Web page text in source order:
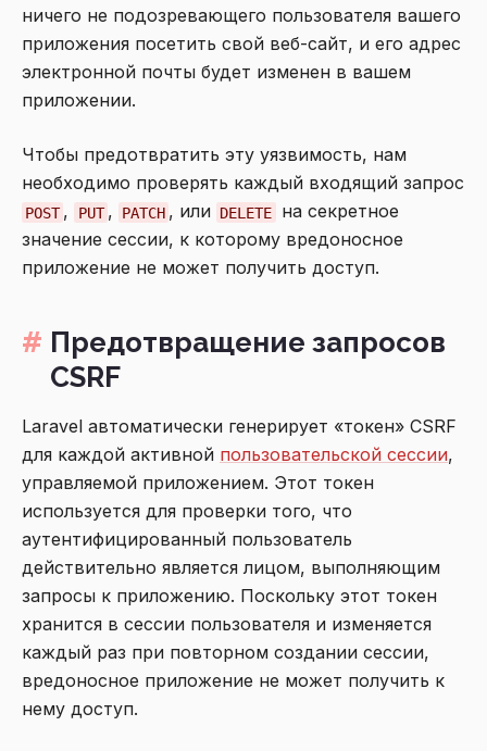
ничего не подозревающего пользователя вашего
приложения посетить свой веб-сайт, и его адрес
электронной почты будет изменен в вашем
приложении.
Чтобы предотвратить эту уязвимость, нам
необходимо проверять каждый входящий запрос
POST , PUT , PATCH , или DELETE
на секретное
значение сессии, к которому вредоносное
приложение не может получить доступ.
Предотвращение запросов
CSRF
Laravel автоматически генерирует «токен» CSRF
для каждой активной пользовательской сессии,
управляемой приложением. Этот токен
используется для проверки того, что
аутентифицированный пользователь
действительно является лицом, выполняющим
запросы к приложению. Поскольку этот токен
хранится в сессии пользователя и изменяется
каждый раз при повторном создании сессии,
вредоносное приложение не может получить к
нему доступ.